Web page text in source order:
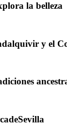
la belleza
y el